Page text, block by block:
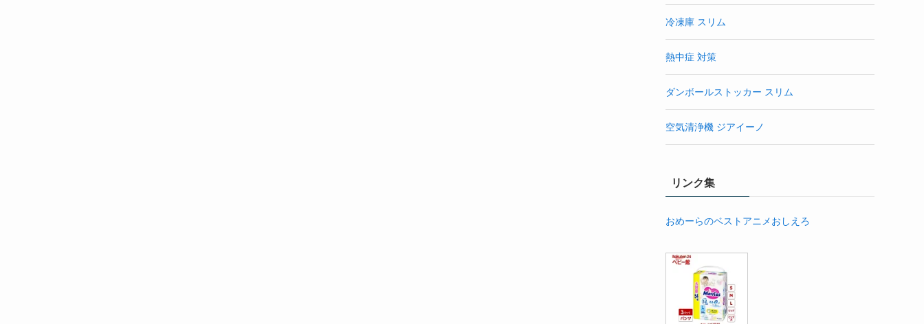
冷凍庫 スリム
熱中症 対策
ダンボールストッカー スリム
空気清浄機 ジアイーノ
リンク集
おめーらのベストアニメおしえろ